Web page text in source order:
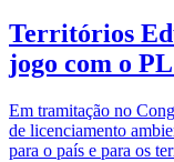
Territórios
jogo com o
Em tramitação no
de licenciamento
para o país e para os